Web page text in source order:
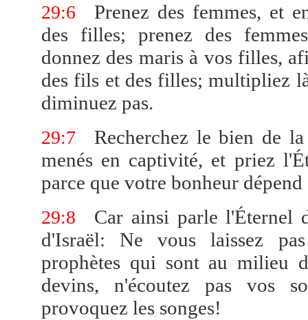
29:6
Prenez des femmes, et
des filles; prenez des
donnez des maris à vos filles,
des fils et des filles; multipliez
diminuez pas.
29:7
Recherchez le bien de
menés en captivité, et priez
parce que votre bonheur dépend
29:8
Car ainsi parle l'Éternel
d'Israël: Ne vous laissez
prophètes qui sont au milieu
devins, n'écoutez pas vos
provoquez les songes!